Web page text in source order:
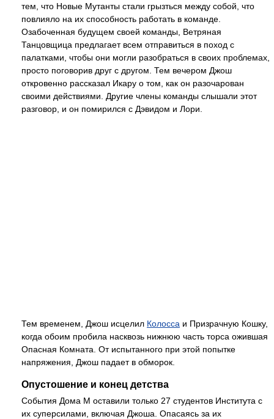
тем, что Новые Мутанты стали грызться между собой, что
повлияло на их способность работать в команде.
Озабоченная будущем своей команды, Ветряная
Танцовщица предлагает всем отправиться в поход с
палатками, чтобы они могли разобраться в своих проблемах,
просто поговорив друг с другом. Тем вечером Джош
откровенно рассказал Икару о том, как он разочарован
своими действиями. Другие члены команды слышали этот
разговор, и он помирился с Дэвидом и Лори.
Тем временем, Джош исцелил Колосса и Призрачную Кошку,
когда обоим пробила насквозь нижнюю часть торса ожившая
Опасная Комната. От испытанного при этой попытке
напряжения, Джош падает в обморок.
Опустошение и конец детства
События Дома М оставили только 27 студентов Института с
их суперсилами, включая Джоша. Опасаясь за их